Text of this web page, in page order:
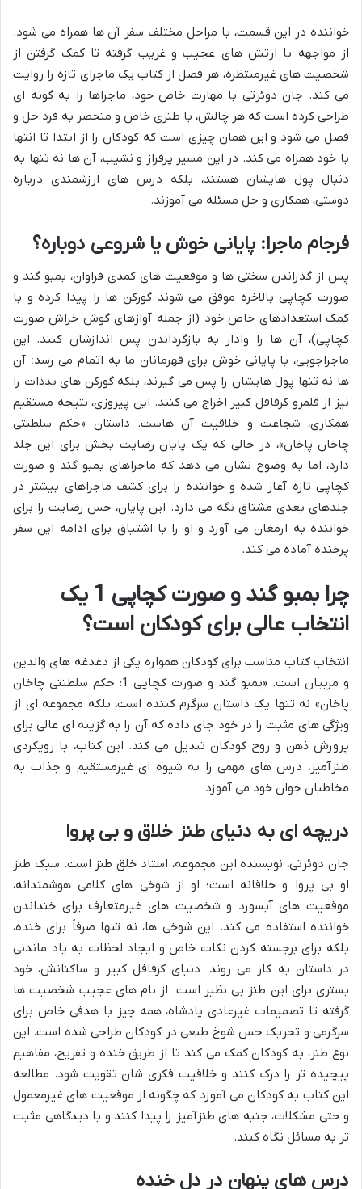
خواننده در این قسمت، با مراحل مختلف سفر آن ها همراه می شود.
از مواجهه با ارتش های عجیب و غریب گرفته تا کمک گرفتن از
شخصیت های غیرمنتظره، هر فصل از کتاب یک ماجرای تازه را روایت
می کند. جان دوئرتی با مهارت خاص خود، ماجراها را به گونه ای
طراحی کرده است که هر چالش، با طنزی خاص و منحصر به فرد حل و
فصل می شود و این همان چیزی است که کودکان را از ابتدا تا انتها
با خود همراه می کند. در این مسیر پرفراز و نشیب، آن ها نه تنها به
دنبال پول هایشان هستند، بلکه درس های ارزشمندی درباره
دوستی، همکاری و حل مسئله می آموزند.
فرجام ماجرا: پایانی خوش یا شروعی دوباره؟
پس از گذراندن سختی ها و موقعیت های کمدی فراوان، بمبو گند و
صورت کچاپی بالاخره موفق می شوند گورکن ها را پیدا کرده و با
کمک استعدادهای خاص خود (از جمله آوازهای گوش خراش صورت
کچاپی)، آن ها را وادار به بازگرداندن پس اندازشان کنند. این
ماجراجویی، با پایانی خوش برای قهرمانان ما به اتمام می رسد؛ آن
ها نه تنها پول هایشان را پس می گیرند، بلکه گورکن های بدذات را
نیز از قلمرو کرفافل کبیر اخراج می کنند. این پیروزی، نتیجه مستقیم
همکاری، شجاعت و خلاقیت آن هاست. داستان «حکم سلطنتی
چاخان پاخان»، در حالی که یک پایان رضایت بخش برای این جلد
دارد، اما به وضوح نشان می دهد که ماجراهای بمبو گند و صورت
کچاپی تازه آغاز شده و خواننده را برای کشف ماجراهای بیشتر در
جلدهای بعدی مشتاق نگه می دارد. این پایان، حس رضایت را برای
خواننده به ارمغان می آورد و او را با اشتیاق برای ادامه این سفر
پرخنده آماده می کند.
چرا بمبو گند و صورت کچاپی 1 یک
انتخاب عالی برای کودکان است؟
انتخاب کتاب مناسب برای کودکان همواره یکی از دغدغه های والدین
و مربیان است. «بمبو گند و صورت کچاپی 1: حکم سلطنتی چاخان
پاخان» نه تنها یک داستان سرگرم کننده است، بلکه مجموعه ای از
ویژگی های مثبت را در خود جای داده که آن را به گزینه ای عالی برای
پرورش ذهن و روح کودکان تبدیل می کند. این کتاب، با رویکردی
طنزآمیز، درس های مهمی را به شیوه ای غیرمستقیم و جذاب به
مخاطبان جوان خود می آموزد.
دریچه ای به دنیای طنز خلاق و بی پروا
جان دوئرتی، نویسنده این مجموعه، استاد خلق طنز است. سبک طنز
او بی پروا و خلاقانه است؛ او از شوخی های کلامی هوشمندانه،
موقعیت های آبسورد و شخصیت های غیرمتعارف برای خنداندن
خواننده استفاده می کند. این شوخی ها، نه تنها صرفاً برای خنده،
بلکه برای برجسته کردن نکات خاص و ایجاد لحظات به یاد ماندنی
در داستان به کار می روند. دنیای کرفافل کبیر و ساکنانش، خود
بستری برای این طنز بی نظیر است. از نام های عجیب شخصیت ها
گرفته تا تصمیمات غیرعادی پادشاه، همه چیز با هدفی خاص برای
سرگرمی و تحریک حس شوخ طبعی در کودکان طراحی شده است. این
نوع طنز، به کودکان کمک می کند تا از طریق خنده و تفریح، مفاهیم
پیچیده تر را درک کنند و خلاقیت فکری شان تقویت شود. مطالعه
این کتاب به کودکان می آموزد که چگونه از موقعیت های غیرمعمول
و حتی مشکلات، جنبه های طنزآمیز را پیدا کنند و با دیدگاهی مثبت
تر به مسائل نگاه کنند.
درس های پنهان در دل خنده